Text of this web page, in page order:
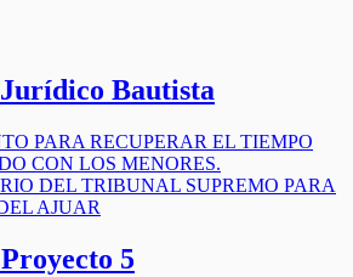
Bautista
PARA RECUPERAR EL TIEMPO
CON LOS MENORES.
DEL TRIBUNAL SUPREMO PARA
AJUAR
5